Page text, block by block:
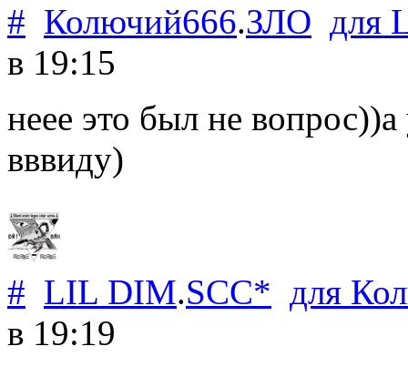
# Колючий666.ЗЛО для
в 19:15
неее это был не
вввиду)
# LIL DIM.SCC* для
в 19:19